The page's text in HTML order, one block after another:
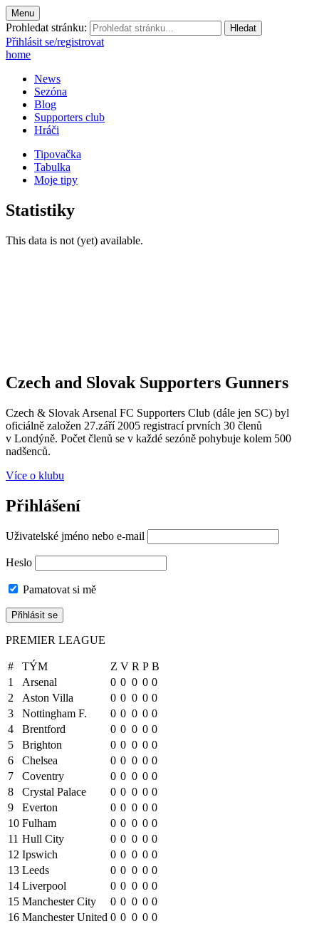
Menu
Prohledat stránku:
Přihlásit se/registrovat
home
News
Sezóna
Blog
Supporters club
Hráči
Tipovačka
Tabulka
Moje tipy
Statistiky
This data is not (yet) available.
Czech and Slovak Supporters Gunners
Czech & Slovak Arsenal FC Supporters Club (dále jen SC) byl
oficiálně založen 27.září 2005 registrací prvních 30 členů
v Londýně. Počet členů se v každé sezóně pohybuje kolem 500
nadšenců.
Více o klubu
Přihlášení
Uživatelské jméno nebo e-mail
Heslo
Pamatovat si mě
PREMIER LEAGUE
# TÝM Z V R P B
1
Arsenal 0 0 0 0 0
2
Aston Villa 0 0 0 0 0
3
Nottingham F. 0 0 0 0 0
4
Brentford 0 0 0 0 0
5
Brighton 0 0 0 0 0
6
Chelsea 0 0 0 0 0
7
Coventry 0 0 0 0 0
8
Crystal Palace 0 0 0 0 0
9
Everton 0 0 0 0 0
10 Fulham 0 0 0 0 0
11 Hull City 0 0 0 0 0
12 Ipswich 0 0 0 0 0
13 Leeds 0 0 0 0 0
14 Liverpool 0 0 0 0 0
15 Manchester City 0 0 0 0 0
16 Manchester United 0 0 0 0 0